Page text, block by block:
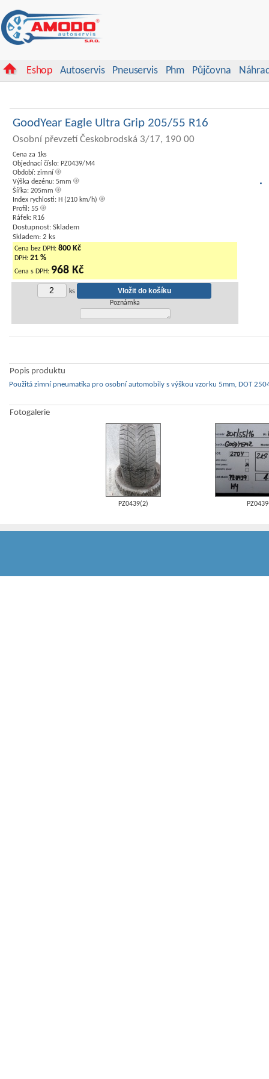
Eshop Autoservis Pneuservis Phm Půjčovna
GoodYear Eagle Ultra Grip 205/55 R16
Osobní převzetí Českobrodská 3/17, 190 00
Cena za 1ks
Objednací číslo: PZ0439/M4
Období: zimní
Výška dezénu: 5mm
Šířka: 205mm
Index rychlosti: H (210 km/h)
Profil: 55
Ráfek: R16
Dostupnost: Skladem
Skladem: 2 ks
Cena bez DPH: 800 Kč
DPH: 21 %
Cena s DPH: 968 Kč
ks
Poznámka
Popis produktu
Použitá zimní pneumatika pro osobní automobily s výškou vzorku 5mm, DOT
Fotogalerie
PZ0439(2)